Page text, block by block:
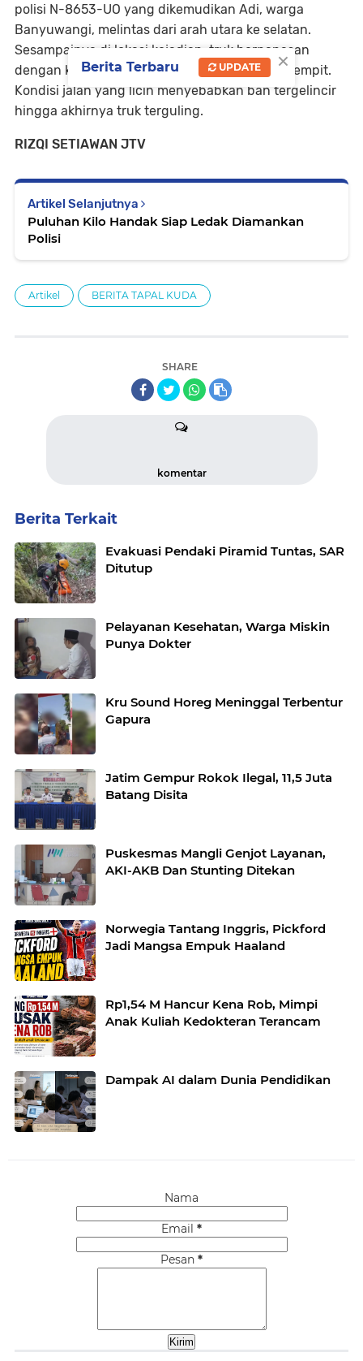
polisi N-8653-UO yang dikemudikan Adi, warga
Banyuwangi, melintas dari arah utara ke selatan.
Sesampainya di lokasi kejadian, truk berpapasan
dengan kendaraan roda empat di jalan yang sempit.
Kondisi jalan yang licin menyebabkan ban tergelincir
hingga akhirnya truk terguling.
RIZQI SETIAWAN JTV
Artikel Selanjutnya
Puluhan Kilo Handak Siap Ledak Diamankan
Polisi
Artikel BERITA TAPAL KUDA
SHARE
komentar
Berita Terkait
Evakuasi Pendaki Piramid Tuntas, SAR
Ditutup
Pelayanan Kesehatan, Warga Miskin
Punya Dokter
Kru Sound Horeg Meninggal Terbentur
Gapura
Jatim Gempur Rokok Ilegal, 11,5 Juta
Batang Disita
Puskesmas Mangli Genjot Layanan,
AKI-AKB Dan Stunting Ditekan
Norwegia Tantang Inggris, Pickford
Jadi Mangsa Empuk Haaland
Rp1,54 M Hancur Kena Rob, Mimpi
Anak Kuliah Kedokteran Terancam
Dampak AI dalam Dunia Pendidikan
Nama
Email *
Pesan *
×
Berita Terbaru UPDATE